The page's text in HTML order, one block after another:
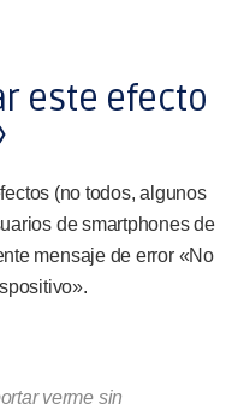
este efecto
(no todos, algunos
de smartphones de
mensaje de error «No
verme sin